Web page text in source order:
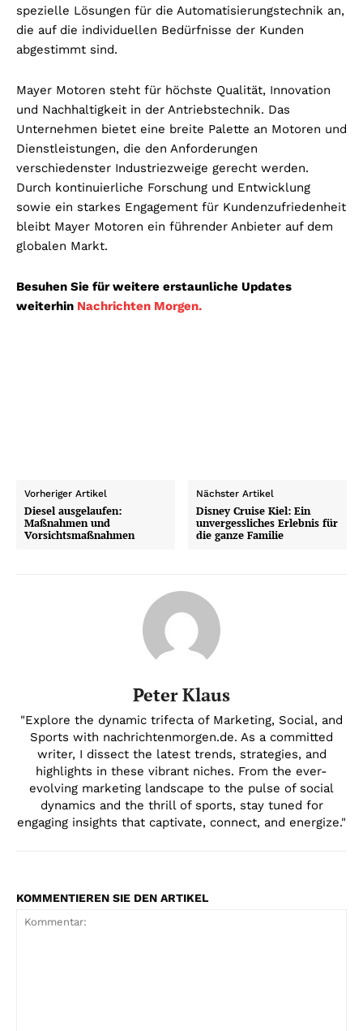
spezielle Lösungen für die Automatisierungstechnik an,
die auf die individuellen Bedürfnisse der Kunden
abgestimmt sind.
Mayer Motoren steht für höchste Qualität, Innovation
und Nachhaltigkeit in der Antriebstechnik. Das
Unternehmen bietet eine breite Palette an Motoren und
Dienstleistungen, die den Anforderungen
verschiedenster Industriezweige gerecht werden.
Durch kontinuierliche Forschung und Entwicklung
sowie ein starkes Engagement für Kundenzufriedenheit
bleibt Mayer Motoren ein führender Anbieter auf dem
globalen Markt.
Besuhen Sie für weitere erstaunliche Updates
weiterhin Nachrichten Morgen.
Vorheriger Artikel
Diesel ausgelaufen:
Maßnahmen und
Vorsichtsmaßnahmen
Nächster Artikel
Disney Cruise Kiel: Ein
unvergessliches Erlebnis für
die ganze Familie
Peter Klaus
"Explore the dynamic trifecta of Marketing, Social, and
Sports with nachrichtenmorgen.de. As a committed
writer, I dissect the latest trends, strategies, and
highlights in these vibrant niches. From the ever-
evolving marketing landscape to the pulse of social
dynamics and the thrill of sports, stay tuned for
engaging insights that captivate, connect, and energize."
KOMMENTIEREN SIE DEN ARTIKEL